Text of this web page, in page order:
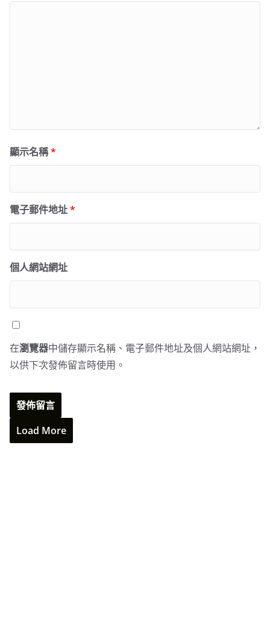
顯示名稱*
電子郵件地址*
個人網站網址
在瀏覽器中儲存顯示名稱、電子郵件地址及個人網站網址，
以供下次發佈留言時使用。
Load More